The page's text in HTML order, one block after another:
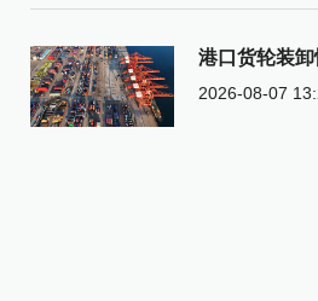
港口货轮装卸
2026-08-07